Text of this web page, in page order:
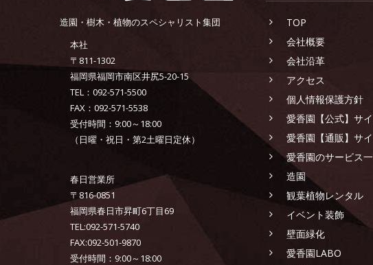
造園・樹木・植物のスペシャリスト集団
本社
〒811-1302
福岡県福岡市南区井尻5-20-15
TEL：092-571-5500
FAX：092-571-5538
受付時間：9:00～18:00
（日曜・祝日・第2土曜日定休）
春日営業所
〒816-0851
福岡県春日市昇町6丁目69
TEL:092-571-5740
FAX:092-501-9870
受付時間：9:00～18:00
TOP
会社概要
会社沿革
アクセス
個人情報保護方針
愛香園【公式】サ
愛香園【通販】サ
愛香園のサービス
造園
観葉植物レンタル
イベント装飾
壁面緑化
愛香園LABO